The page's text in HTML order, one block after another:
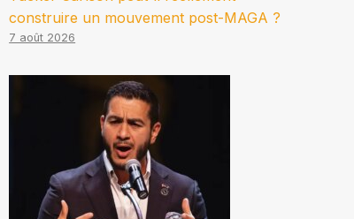
construire un mouvement post-MAGA ?
7 août 2026